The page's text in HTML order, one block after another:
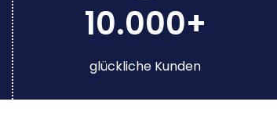
10.000+
glückliche Kunden